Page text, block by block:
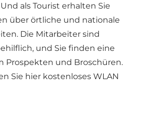
als Tourist erhalten Sie
über örtliche und nationale
Die Mitarbeiter sind
und Sie finden eine
Prospekten und Broschüren.
Sie hier kostenloses WLAN